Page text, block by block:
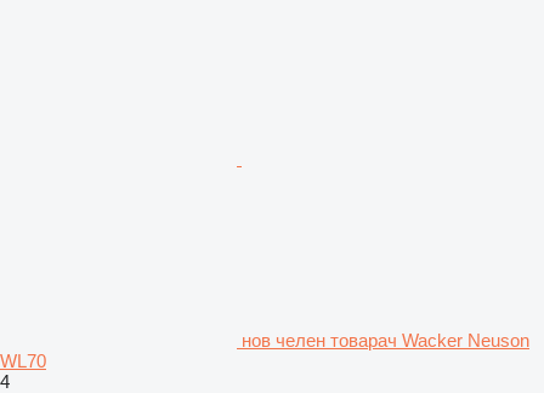
нов челен товарач Wacker Neuson
WL70
4